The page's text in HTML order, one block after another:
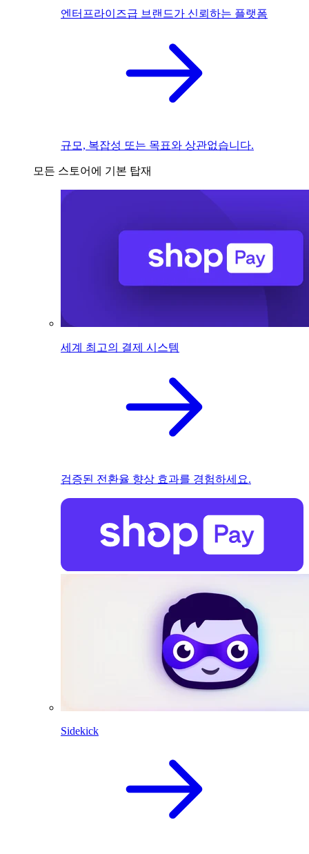
엔터프라이즈급 브랜드가 신뢰하는 플랫폼
규모, 복잡성 또는 목표와 상관없습니다.
모든 스토어에 기본 탑재
세계 최고의 결제 시스템
검증된 전환율 향상 효과를 경험하세요.
Sidekick